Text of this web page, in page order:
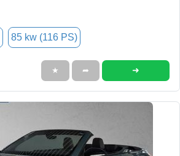
85 kw (116 PS)
★ ➦ ➜